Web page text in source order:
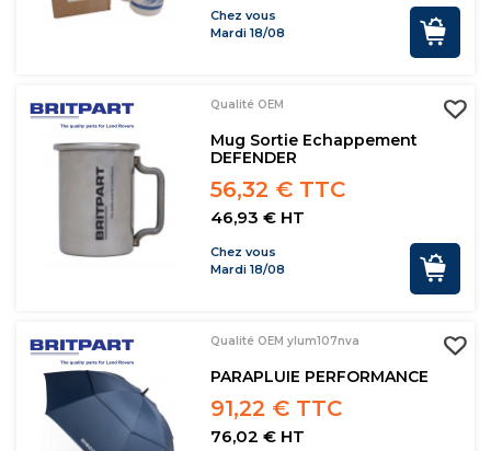
Chez vous
Mardi 18/08
Qualité OEM
Mug Sortie Echappement
DEFENDER
56,32 € TTC
46,93 € HT
Chez vous
Mardi 18/08
Qualité OEM ylum107nva
PARAPLUIE PERFORMANCE
91,22 € TTC
76,02 € HT